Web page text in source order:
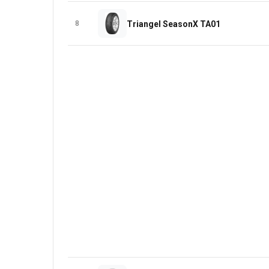
8 Triangel SeasonX TA01